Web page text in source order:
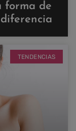
forma de
TENDENCIAS